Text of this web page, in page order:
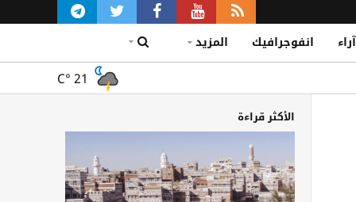
آراء انفوجرافيك المزيد
C° 21
الأكثر قراءة